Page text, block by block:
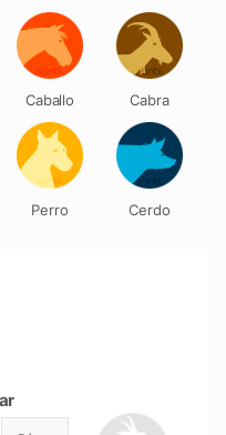
Caballo Cabra
Perro Cerdo